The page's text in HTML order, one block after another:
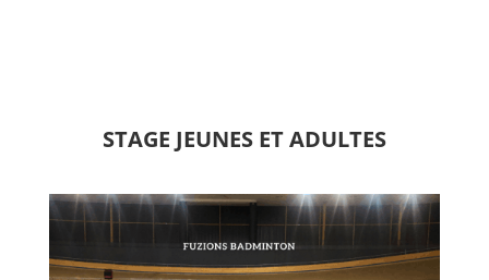
STAGE JEUNES ET ADULTES